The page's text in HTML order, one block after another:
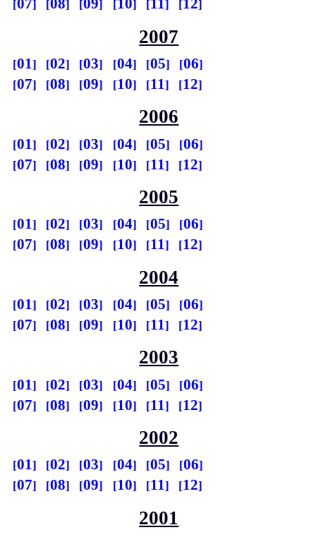
07
08 09 10 11 12
2007
01 02 03 04 05
06
07
08 09 10 11 12
2006
01 02 03 04 05
06
07
08 09 10 11 12
2005
01 02 03 04 05
06
07
08 09 10 11 12
2004
01 02 03 04 05
06
07
08 09 10 11 12
2003
01 02 03 04 05
06
07
08 09 10 11 12
2002
01 02 03 04 05
06
07
08 09 10 11 12
2001